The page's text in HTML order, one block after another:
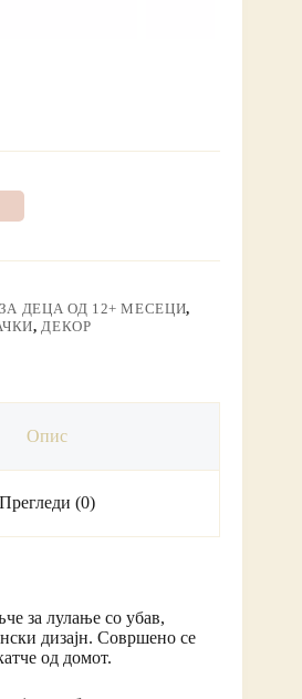
ДЕЦА ОД 12+ МЕСЕЦИ,
, ДЕКОР
Опис
Прегледи (0)
за лулање со убав,
дизајн. Совршено се
од домот.